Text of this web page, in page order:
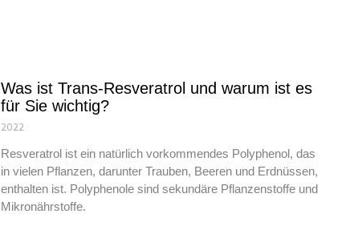
Was ist Trans-Resveratrol und warum ist es
für Sie wichtig?
2022
Resveratrol ist ein natürlich vorkommendes Polyphenol, das
in vielen Pflanzen, darunter Trauben, Beeren und Erdnüssen,
enthalten ist. Polyphenole sind sekundäre Pflanzenstoffe und
Mikronährstoffe.